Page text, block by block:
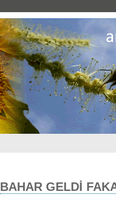
BAHAR GELDİ